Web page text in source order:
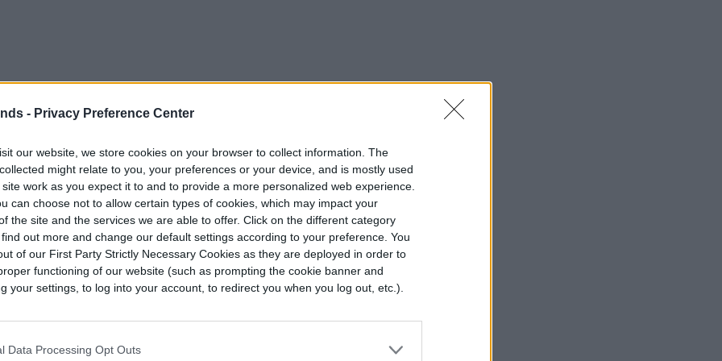
- Privacy Preference Center
our website, we store cookies on your browser to collect information. The
might relate to you, your preferences or your device, and is mostly used
work as you expect it to and to provide a more personalized web experience.
can choose not to allow certain types of cookies, which may impact your
the site and the services we are able to offer. Click on the different category
out more and change our default settings according to your preference. You
of our First Party Strictly Necessary Cookies as they are deployed in order to
functioning of our website (such as prompting the cookie banner and
your settings, to log into your account, to redirect you when you log out, etc.).
Data Processing Opt Outs
Apple Intelligence en la WWDC del año
se podía completar según lo programado»,
movimiento, sigue siendo comprensible